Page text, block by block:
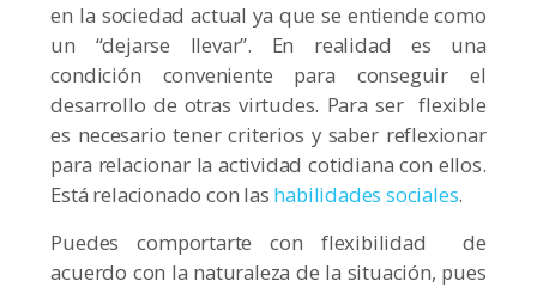
en la sociedad actual ya que se entiende como
un “dejarse llevar”. En realidad es una
condición conveniente para conseguir el
desarrollo de otras virtudes. Para ser flexible
es necesario tener criterios y saber reflexionar
para relacionar la actividad cotidiana con ellos.
Está relacionado con las habilidades sociales.
Puedes comportarte con flexibilidad de
acuerdo con la naturaleza de la situación, pues